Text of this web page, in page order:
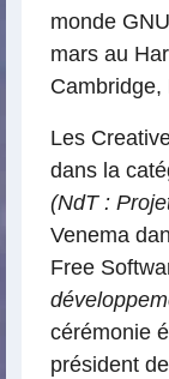
monde
mars au
Cambridge,
Les
dans la
(NdT :
Venema
Free
cérémonie
président